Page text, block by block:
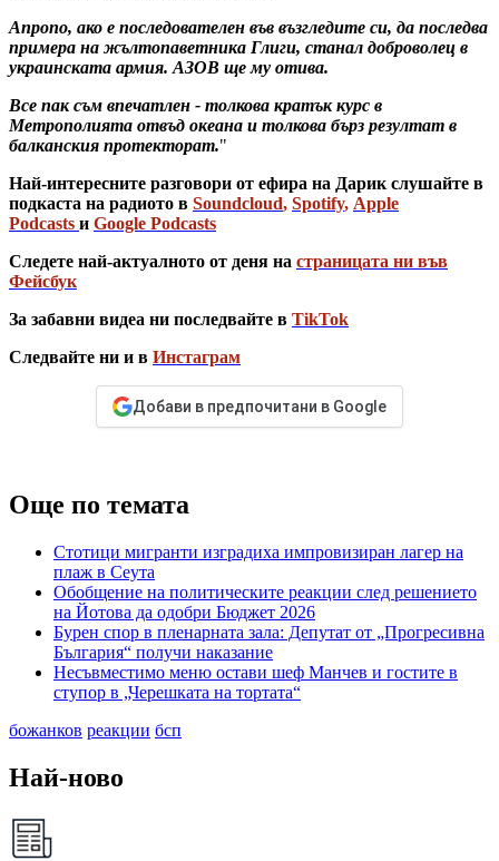
Апропо, ако е последователен във възгледите си, да последва
примера на жълтопаветника Глиги, станал доброволец в
украинската армия. АЗОВ ще му отива.
Все пак съм впечатлен - толкова кратък курс в
Метрополията отвъд океана и толкова бърз резултат в
балканския протекторат."
Най-интересните разговори от ефира на Дарик слушайте в
подкаста на радиото в Soundcloud, Spotify, Apple
Podcasts и Google Podcasts
Следете най-актуалното от деня на страницата ни във
Фейсбук
За забавни видеа ни последвайте в TikTok
Следвайте ни и в Инстаграм
Добави в предпочитани в Google
Още по темата
Стотици мигранти изградиха импровизиран лагер на
плаж в Сеута
Обобщение на политическите реакции след решението
на Йотова да одобри Бюджет 2026
Бурен спор в пленарната зала: Депутат от „Прогресивна
България“ получи наказание
Несъвместимо меню остави шеф Манчев и гостите в
ступор в „Черешката на тортата“
божанков реакции бсп
Най-ново